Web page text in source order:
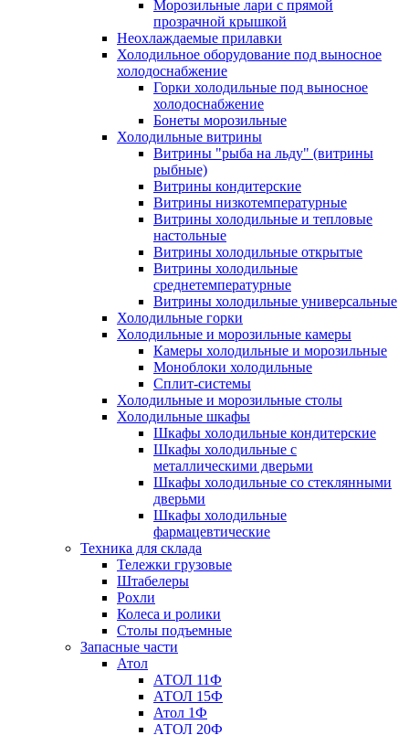
Морозильные лари с прямой
прозрачной крышкой
Неохлаждаемые прилавки
Холодильное оборудование под выносное
холодоснабжение
Горки холодильные под выносное
холодоснабжение
Бонеты морозильные
Холодильные витрины
Витрины "рыба на льду" (витрины
рыбные)
Витрины кондитерские
Витрины низкотемпературные
Витрины холодильные и тепловые
настольные
Витрины холодильные открытые
Витрины холодильные
среднетемпературные
Витрины холодильные универсальные
Холодильные горки
Холодильные и морозильные камеры
Камеры холодильные и морозильные
Моноблоки холодильные
Сплит-системы
Холодильные и морозильные столы
Холодильные шкафы
Шкафы холодильные кондитерские
Шкафы холодильные с
металлическими дверьми
Шкафы холодильные со стеклянными
дверьми
Шкафы холодильные
фармацевтические
Техника для склада
Тележки грузовые
Штабелеры
Рохли
Колеса и ролики
Столы подъемные
Запасные части
Атол
АТОЛ 11Ф
АТОЛ 15Ф
Атол 1Ф
АТОЛ 20Ф